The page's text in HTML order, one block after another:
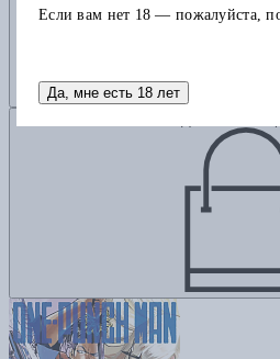
Если вам нет 18 — пожалуйста,
Да, мне есть 18 лет